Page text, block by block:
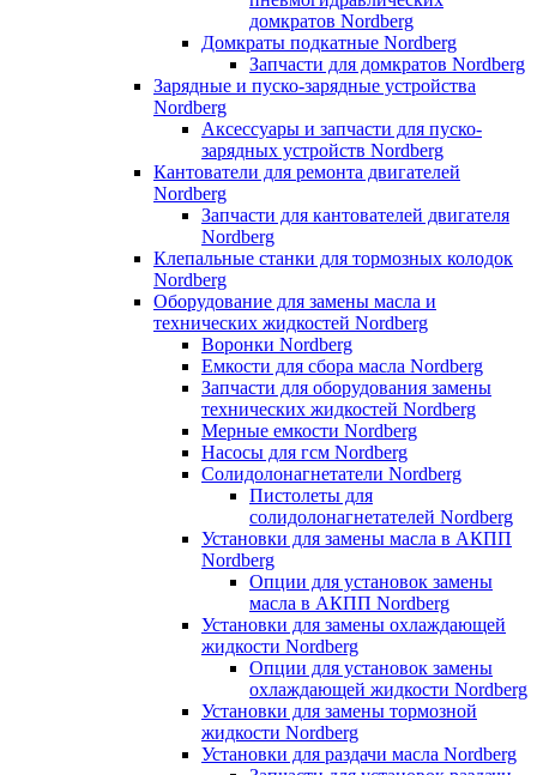
домкратов Nordberg
Домкраты подкатные Nordberg
Запчасти для домкратов Nordberg
Зарядные и пуско-зарядные устройства
Nordberg
Аксессуары и запчасти для пуско-
зарядных устройств Nordberg
Кантователи для ремонта двигателей
Nordberg
Запчасти для кантователей двигателя
Nordberg
Клепальные станки для тормозных колодок
Nordberg
Оборудование для замены масла и
технических жидкостей Nordberg
Воронки Nordberg
Емкости для сбора масла Nordberg
Запчасти для оборудования замены
технических жидкостей Nordberg
Мерные емкости Nordberg
Насосы для гсм Nordberg
Солидолонагнетатели Nordberg
Пистолеты для
солидолонагнетателей Nordberg
Установки для замены масла в АКПП
Nordberg
Опции для установок замены
масла в АКПП Nordberg
Установки для замены охлаждающей
жидкости Nordberg
Опции для установок замены
охлаждающей жидкости Nordberg
Установки для замены тормозной
жидкости Nordberg
Установки для раздачи масла Nordberg